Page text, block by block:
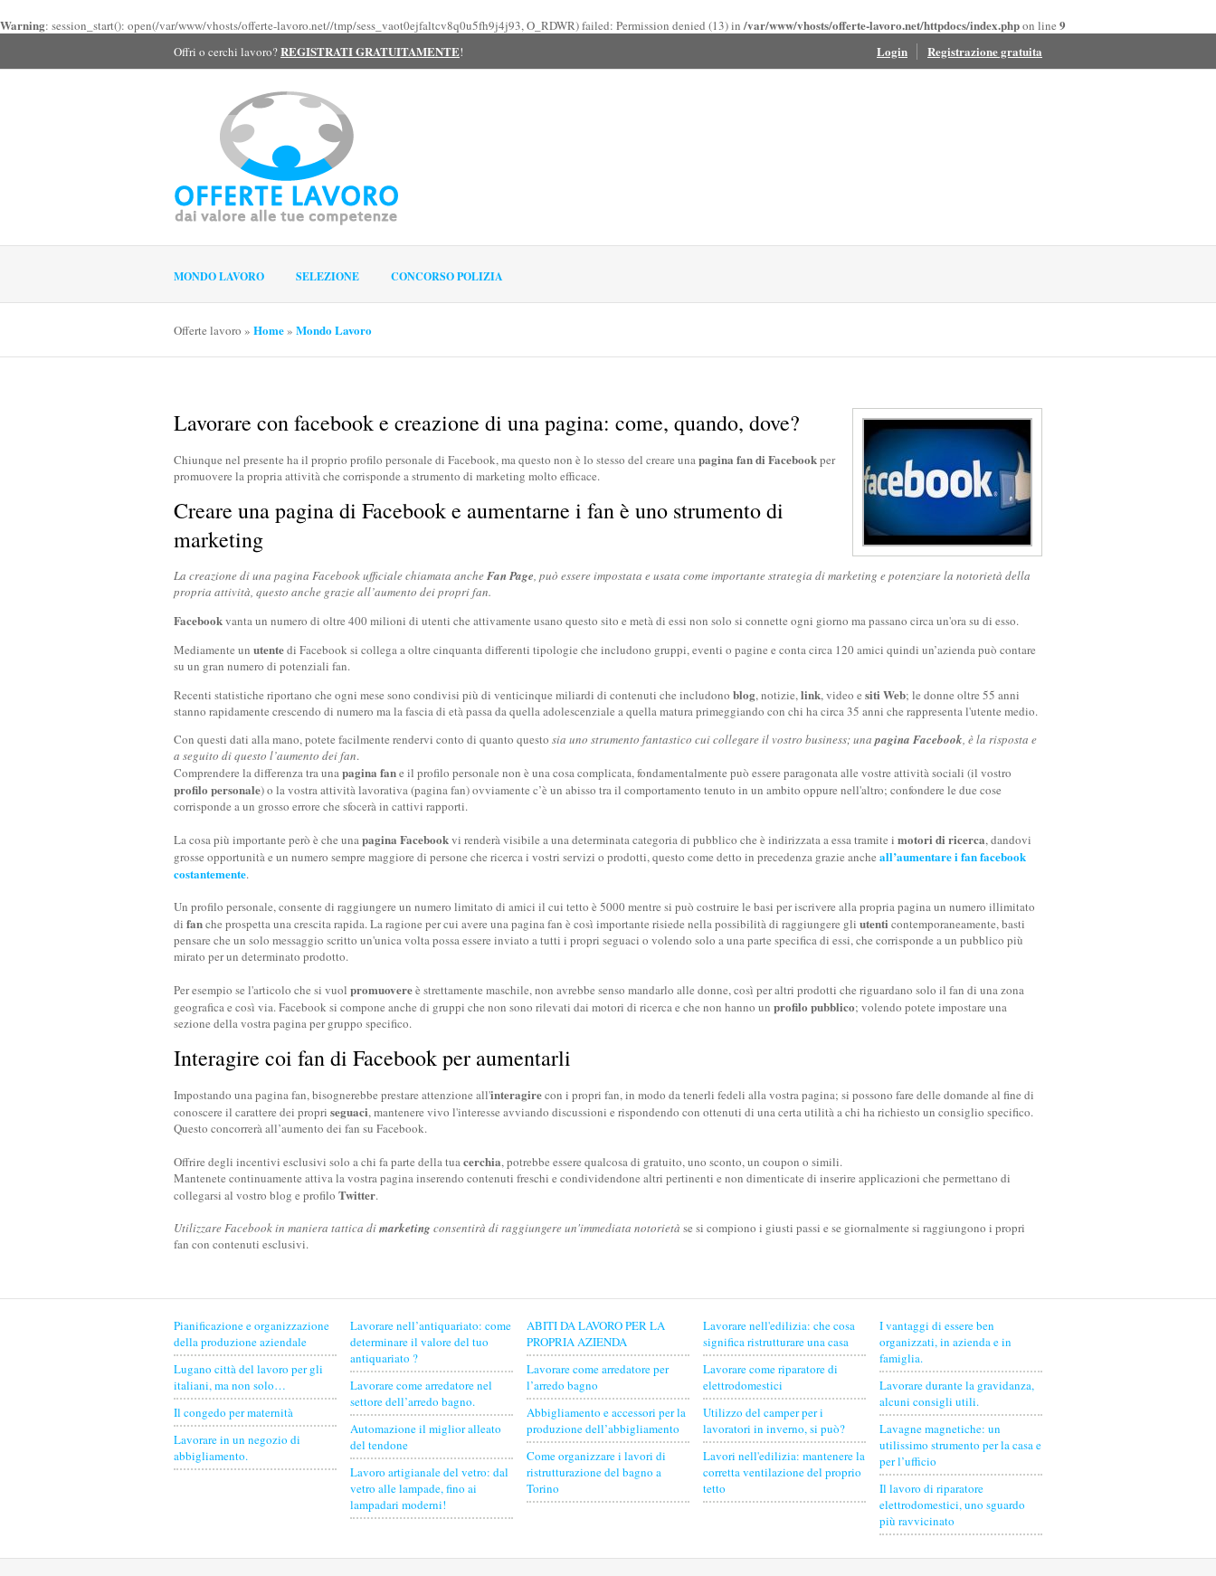
Warning: session_start(): open(/var/www/vhosts/offerte-lavoro.net//tmp/sess_vaot0ejfaltcv8q0u5fh9j4j93, O_RDWR) failed: Permission denied (13) in /var/www/vhosts/offerte-lavoro.net/httpdocs/index.phpon line 9
Offri o cerchi lavoro?REGISTRATI GRATUITAMENTE! Login Registrazione gratuita
MONDO LAVORO SELEZIONE CONCORSO POLIZIA
Offerte lavoro » Home» Mondo Lavoro
Lavorare con facebook e creazione di una pagina: come, quando, dove?
Chiunque nel presente ha il proprio profilo personale di Facebook, ma questo non è lo stesso del creare unapagina fan di Facebookper
promuovere la propria attività che corrisponde a strumento di marketing molto efficace.
Creare una pagina di Facebook e aumentarne i fan è uno strumento di
marketing
La creazione di una pagina Facebook ufficiale chiamata ancheFan Page, può essere impostata e usata come importante strategia di marketing e potenziare la notorietà della
propria attività, questo anche grazie all’aumento dei propri fan.
Facebookvanta un numero di oltre 400 milioni di utenti che attivamente usano questo sito e metà di essi non solo si connette ogni giorno ma passano circa un'ora su di esso.
Mediamente un utentedi Facebook si collega a oltre cinquanta differenti tipologie che includono gruppi, eventi o pagine e conta circa 120 amici quindi un’azienda può contare
su un gran numero di potenziali fan.
Recenti statistiche riportano che ogni mese sono condivisi più di venticinque miliardi di contenuti che includono blog, notizie,link, video e siti Web; le donne oltre 55 anni
stanno rapidamente crescendo di numero ma la fascia di età passa da quella adolescenziale a quella matura primeggiando con chi ha circa 35 anni che rappresenta l'utente medio.
Con questi dati alla mano, potete facilmente rendervi conto di quanto questo sia uno strumento fantastico cui collegare il vostro business; una pagina Facebook, è la risposta e
a seguito di questo l’aumento dei fan.
Comprendere la differenza tra unapagina fane il profilo personale non è una cosa complicata, fondamentalmente può essere paragonata alle vostre attività sociali (il vostro
profilo personale) o la vostra attività lavorativa (pagina fan) ovviamente c’è un abisso tra il comportamento tenuto in un ambito oppure nell'altro; confondere le due cose
corrisponde a un grosso errore che sfocerà in cattivi rapporti.
La cosa più importante però è che unapagina Facebookvi renderà visibile a una determinata categoria di pubblico che è indirizzata a essa tramite i motori di ricerca, dandovi
grosse opportunità e un numero sempre maggiore di persone che ricerca i vostri servizi o prodotti, questo come detto in precedenza grazie anche all’aumentare i fan facebook
costantemente.
Un profilo personale, consente di raggiungere un numero limitato di amici il cui tetto è 5000 mentre si può costruire le basi per iscrivere alla propria pagina un numero illimitato
di fanche prospetta una crescita rapida. La ragione per cui avere una pagina fan è così importante risiede nella possibilità di raggiungere gli utenti contemporaneamente, basti
pensare che un solo messaggio scritto un'unica volta possa essere inviato a tutti i propri seguaci o volendo solo a una parte specifica di essi, che corrisponde a un pubblico più
mirato per un determinato prodotto.
Per esempio se l'articolo che si vuol promuovereè strettamente maschile, non avrebbe senso mandarlo alle donne, così per altri prodotti che riguardano solo il fan di una zona
geografica e così via. Facebook si compone anche di gruppi che non sono rilevati dai motori di ricerca e che non hanno un profilo pubblico; volendo potete impostare una
sezione della vostra pagina per gruppo specifico.
Interagire coi fan di Facebook per aumentarli
Impostando una pagina fan, bisognerebbe prestare attenzione all'interagirecon i propri fan, in modo da tenerli fedeli alla vostra pagina; si possono fare delle domande al fine di
conoscere il carattere dei propri seguaci, mantenere vivo l'interesse avviando discussioni e rispondendo con ottenuti di una certa utilità a chi ha richiesto un consiglio specifico.
Questo concorrerà all’aumento dei fan su Facebook.
Offrire degli incentivi esclusivi solo a chi fa parte della tuacerchia, potrebbe essere qualcosa di gratuito, uno sconto, un coupon o simili.
Mantenete continuamente attiva la vostra pagina inserendo contenuti freschi e condividendone altri pertinenti e non dimenticate di inserire applicazioni che permettano di
collegarsi al vostro blog e profilo Twitter.
Utilizzare Facebook in maniera tattica dimarketing consentirà di raggiungere un'immediata notorietà se si compiono i giusti passi e se giornalmente si raggiungono i propri
fan con contenuti esclusivi.
Pianificazione e organizzazione
della produzione aziendale
Lugano città del lavoro per gli
italiani, ma non solo…
Il congedo per maternità
Lavorare in un negozio di
abbigliamento.
Lavorare nell’antiquariato: come
determinare il valore del tuo
antiquariato ?
Lavorare come arredatore nel
settore dell’arredo bagno.
Automazione il miglior alleato
del tendone
Lavoro artigianale del vetro: dal
vetro alle lampade, fino ai
lampadari moderni!
ABITI DA LAVORO PER LA
PROPRIA AZIENDA
Lavorare come arredatore per
l’arredo bagno
Abbigliamento e accessori per la
produzione dell’abbigliamento
Come organizzare i lavori di
ristrutturazione del bagno a
Torino
Lavorare nell'edilizia: che cosa
significa ristrutturare una casa
Lavorare come riparatore di
elettrodomestici
Utilizzo del camper per i
lavoratori in inverno, si può?
Lavori nell'edilizia: mantenere la
corretta ventilazione del proprio
tetto
I vantaggi di essere ben
organizzati, in azienda e in
famiglia.
Lavorare durante la gravidanza,
alcuni consigli utili.
Lavagne magnetiche: un
utilissimo strumento per la casa e
per l’ufficio
Il lavoro di riparatore
elettrodomestici, uno sguardo
più ravvicinato